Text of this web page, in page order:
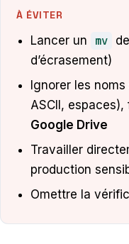
À ÉVITER
Lancer un mv
d’écrasement)
Ignorer les
ASCII,
Google Drive
Travailler
production
Omettre la